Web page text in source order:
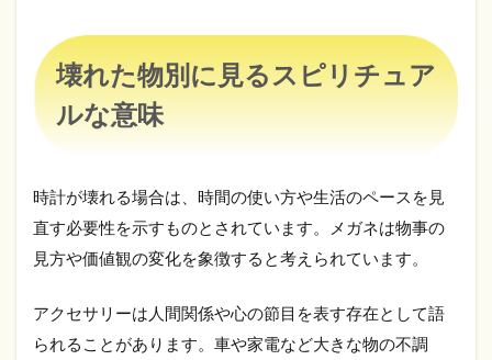
ア
ル
な
意
味
末・
体調
良・
と重
時の
壊れた物別に見るスピリチュア
ルな意味
時計が壊れる場合は、時間の使い方や生活のペースを見
直す必要性を示すものとされています。メガネは物事の
見方や価値観の変化を象徴すると考えられています。
アクセサリーは人間関係や心の節目を表す存在として語
られることがあります。車や家電など大きな物の不調